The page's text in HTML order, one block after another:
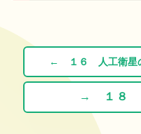
← １６ 人工衛星
→ １８